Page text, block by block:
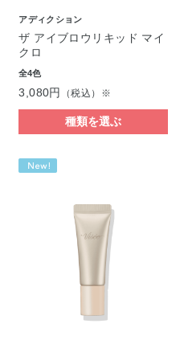
アディクション
ザ アイブロウリキッド マイ
クロ
全4色
3,080円 （税込）※
種類を選ぶ